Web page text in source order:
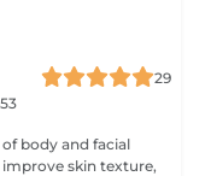
29
body and facial
skin texture,